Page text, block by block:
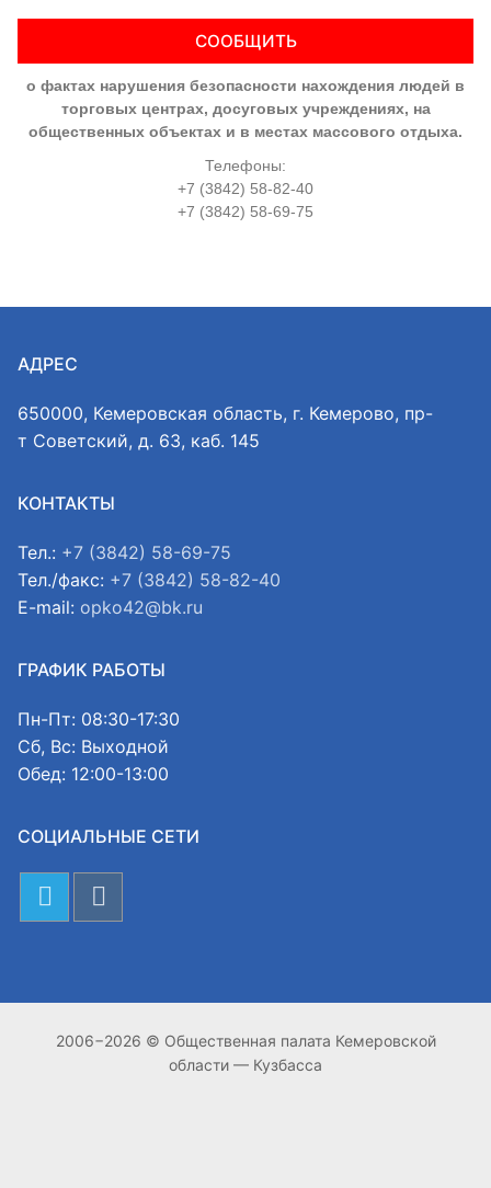
СООБЩИТЬ
о фактах нарушения безопасности нахождения людей в
торговых центрах, досуговых учреждениях, на
общественных объектах и в местах массового отдыха.
Телефоны:
+7 (3842) 58-82-40
+7 (3842) 58-69-75
АДРЕС
650000, Кемеровская область, г. Кемерово, пр-
т Советский, д. 63, каб. 145
КОНТАКТЫ
Тел.: +7 (3842) 58-69-75
Тел./факс: +7 (3842) 58-82-40
E-mail: opko42@bk.ru
ГРАФИК РАБОТЫ
Пн-Пт: 08:30-17:30
Сб, Вс: Выходной
Обед: 12:00-13:00
СОЦИАЛЬНЫЕ СЕТИ
2006−2026 © Общественная палата Кемеровской
области — Кузбасса